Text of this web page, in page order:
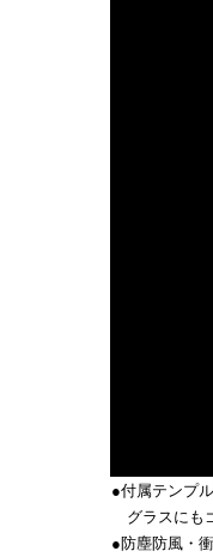
●付属テンプ
グラスにも
●防塵防風・